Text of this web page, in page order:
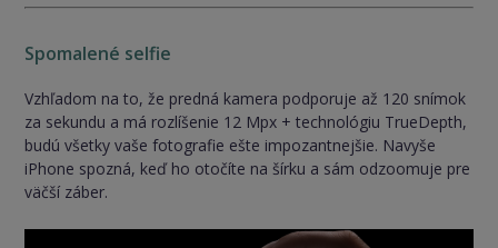
Spomalené selfie
Vzhľadom na to, že predná kamera podporuje až 120 snímok
za sekundu a má rozlíšenie 12 Mpx + technológiu TrueDepth,
budú všetky vaše fotografie ešte impozantnejšie. Navyše
iPhone spozná, keď ho otočíte na šírku a sám odzoomuje pre
väčší záber.